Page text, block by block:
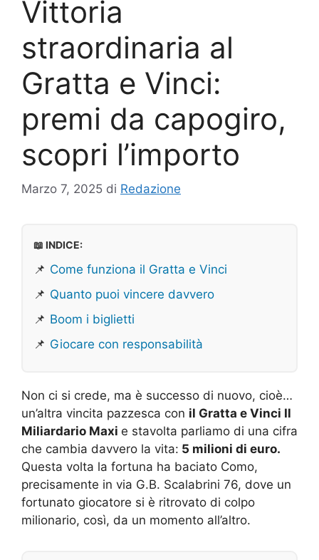
Vittoria
straordinaria al
Gratta e Vinci:
premi da capogiro,
scopri l’importo
Marzo 7, 2025 di Redazione
📖 INDICE:
📌 Come funziona il Gratta e Vinci
📌 Quanto puoi vincere davvero
📌 Boom i biglietti
📌 Giocare con responsabilità
Non ci si crede, ma è successo di nuovo, cioè…
un’altra vincita pazzesca con il Gratta e Vinci Il
Miliardario Maxi e stavolta parliamo di una cifra
che cambia davvero la vita: 5 milioni di euro.
Questa volta la fortuna ha baciato Como,
precisamente in via G.B. Scalabrini 76, dove un
fortunato giocatore si è ritrovato di colpo
milionario, così, da un momento all’altro.